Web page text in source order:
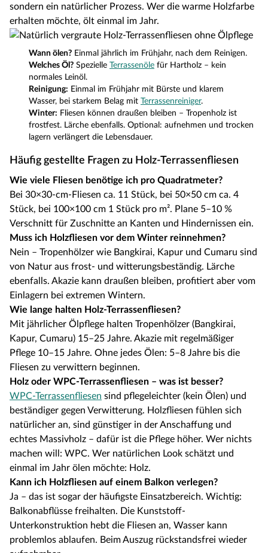
sondern ein natürlicher Prozess. Wer die warme Holzfarbe
erhalten möchte, ölt einmal im Jahr.
Wann ölen? Einmal jährlich im Frühjahr, nach dem Reinigen.
Welches Öl? Spezielle Terrassenöle für Hartholz – kein
normales Leinöl.
Reinigung: Einmal im Frühjahr mit Bürste und klarem
Wasser, bei starkem Belag mit Terrassenreiniger.
Winter: Fliesen können draußen bleiben – Tropenholz ist
frostfest. Lärche ebenfalls. Optional: aufnehmen und trocken
lagern verlängert die Lebensdauer.
Häufig gestellte Fragen zu Holz-Terrassenfliesen
Wie viele Fliesen benötige ich pro Quadratmeter?
Bei 30×30-cm-Fliesen ca. 11 Stück, bei 50×50 cm ca. 4
Stück, bei 100×100 cm 1 Stück pro m². Plane 5–10 %
Verschnitt für Zuschnitte an Kanten und Hindernissen ein.
Muss ich Holzfliesen vor dem Winter reinnehmen?
Nein – Tropenhölzer wie Bangkirai, Kapur und Cumaru sind
von Natur aus frost- und witterungsbeständig. Lärche
ebenfalls. Akazie kann draußen bleiben, profitiert aber vom
Einlagern bei extremen Wintern.
Wie lange halten Holz-Terrassenfliesen?
Mit jährlicher Ölpflege halten Tropenhölzer (Bangkirai,
Kapur, Cumaru) 15–25 Jahre. Akazie mit regelmäßiger
Pflege 10–15 Jahre. Ohne jedes Ölen: 5–8 Jahre bis die
Fliesen zu verwittern beginnen.
Holz oder WPC-Terrassenfliesen – was ist besser?
WPC-Terrassenfliesen sind pflegeleichter (kein Ölen) und
beständiger gegen Verwitterung. Holzfliesen fühlen sich
natürlicher an, sind günstiger in der Anschaffung und
echtes Massivholz – dafür ist die Pflege höher. Wer nichts
machen will: WPC. Wer natürlichen Look schätzt und
einmal im Jahr ölen möchte: Holz.
Kann ich Holzfliesen auf einem Balkon verlegen?
Ja – das ist sogar der häufigste Einsatzbereich. Wichtig:
Balkonabflüsse freihalten. Die Kunststoff-
Unterkonstruktion hebt die Fliesen an, Wasser kann
problemlos ablaufen. Beim Auszug rückstandsfrei wieder